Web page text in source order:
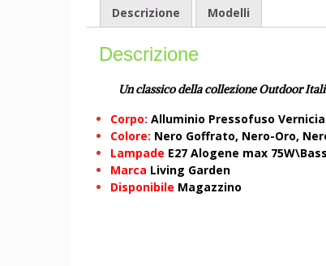
Descrizione Modelli
Descrizione
Un classico della collezione Outdoor
Corpo: Alluminio Pressofuso
Colore: Nero Goffrato, Nero-Oro,
Lampade E27 Alogene max
Marca Living Garden
Disponibile Magazzino